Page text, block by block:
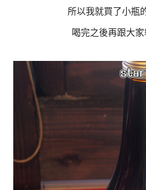
所以我就買了小瓶
喝完之後再跟大家